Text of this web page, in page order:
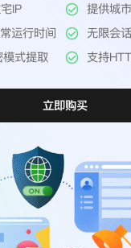
IP
提供城
运行时间
无限会
模式提取
支持
立即购买